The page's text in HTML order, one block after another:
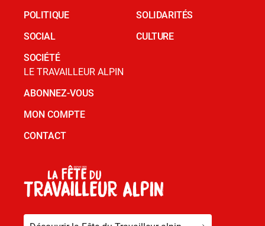
POLITIQUE
SOCIAL
SOCIÉTÉ
SOLIDARITÉS
CULTURE
LE TRAVAILLEUR ALPIN
ABONNEZ-VOUS
MON COMPTE
CONTACT